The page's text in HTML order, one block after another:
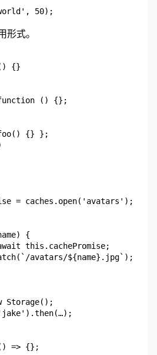
式。
{}
function () {};
{} };
= caches.open('avatars');
{
this.cachePromise;
avatars/${name}.jpg`);
Storage();